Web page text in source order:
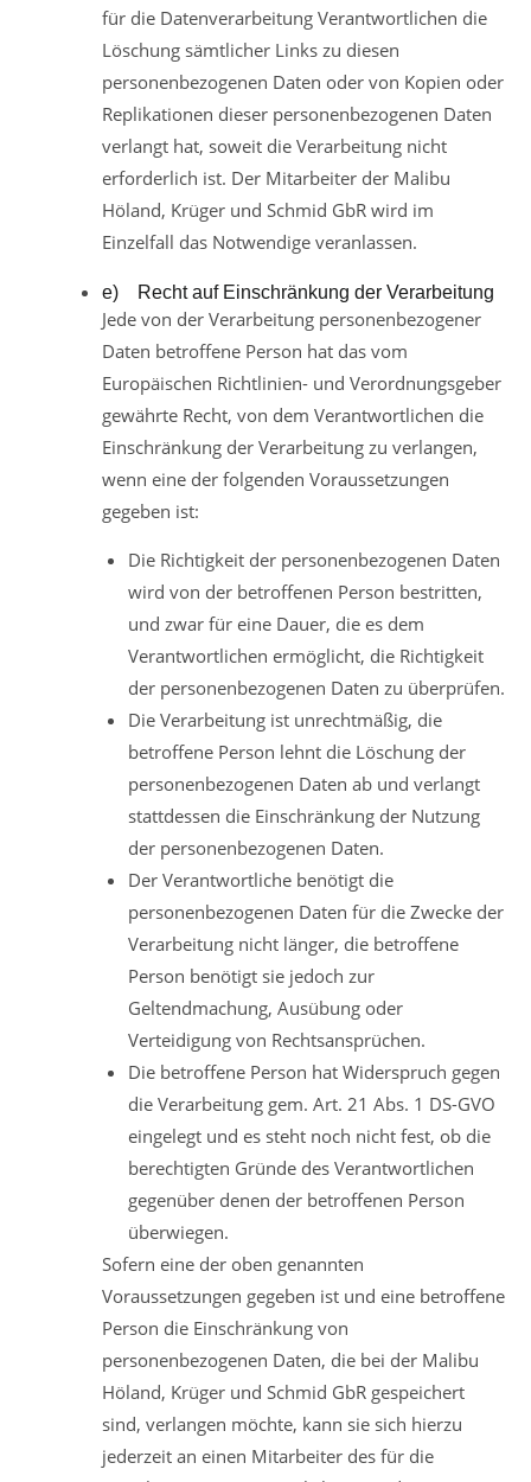
für die Datenverarbeitung Verantwortlichen die
Löschung sämtlicher Links zu diesen
personenbezogenen Daten oder von Kopien oder
Replikationen dieser personenbezogenen Daten
verlangt hat, soweit die Verarbeitung nicht
erforderlich ist. Der Mitarbeiter der Malibu
Höland, Krüger und Schmid GbR wird im
Einzelfall das Notwendige veranlassen.
e) Recht auf Einschränkung der Verarbeitung
Jede von der Verarbeitung personenbezogener
Daten betroffene Person hat das vom
Europäischen Richtlinien- und Verordnungsgeber
gewährte Recht, von dem Verantwortlichen die
Einschränkung der Verarbeitung zu verlangen,
wenn eine der folgenden Voraussetzungen
gegeben ist:
Die Richtigkeit der personenbezogenen Daten
wird von der betroffenen Person bestritten,
und zwar für eine Dauer, die es dem
Verantwortlichen ermöglicht, die Richtigkeit
der personenbezogenen Daten zu überprüfen.
Die Verarbeitung ist unrechtmäßig, die
betroffene Person lehnt die Löschung der
personenbezogenen Daten ab und verlangt
stattdessen die Einschränkung der Nutzung
der personenbezogenen Daten.
Der Verantwortliche benötigt die
personenbezogenen Daten für die Zwecke der
Verarbeitung nicht länger, die betroffene
Person benötigt sie jedoch zur
Geltendmachung, Ausübung oder
Verteidigung von Rechtsansprüchen.
Die betroffene Person hat Widerspruch gegen
die Verarbeitung gem. Art. 21 Abs. 1 DS-GVO
eingelegt und es steht noch nicht fest, ob die
berechtigten Gründe des Verantwortlichen
gegenüber denen der betroffenen Person
überwiegen.
Sofern eine der oben genannten
Voraussetzungen gegeben ist und eine betroffene
Person die Einschränkung von
personenbezogenen Daten, die bei der Malibu
Höland, Krüger und Schmid GbR gespeichert
sind, verlangen möchte, kann sie sich hierzu
jederzeit an einen Mitarbeiter des für die